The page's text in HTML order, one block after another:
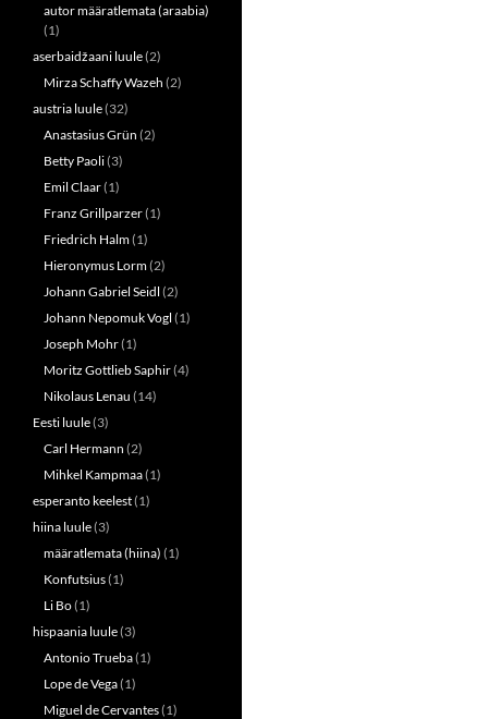
autor määratlemata (araabia)
(1)
aserbaidžaani luule(2)
Mirza Schaffy Wazeh (2)
austria luule(32)
Anastasius Grün (2)
Betty Paoli(3)
Emil Claar(1)
Franz Grillparzer(1)
Friedrich Halm(1)
Hieronymus Lorm(2)
Johann Gabriel Seidl (2)
Johann Nepomuk Vogl (1)
Joseph Mohr(1)
Moritz Gottlieb Saphir(4)
Nikolaus Lenau (14)
Eesti luule(3)
Carl Hermann (2)
Mihkel Kampmaa(1)
esperanto keelest(1)
hiina luule(3)
määratlemata (hiina) (1)
Konfutsius(1)
Li Bo(1)
hispaania luule(3)
Antonio Trueba(1)
Lope de Vega(1)
Miguel de Cervantes(1)